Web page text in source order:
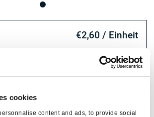
cookies
content and ads, to provide social
€2,60 / Einheit
um den Bestand zu sehen und zu